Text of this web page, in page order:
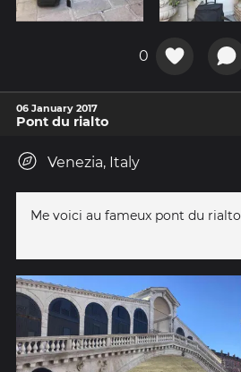
0
06 January 2017
Pont du rialto
Venezia, Italy
Me voici au fameux pont du rialto